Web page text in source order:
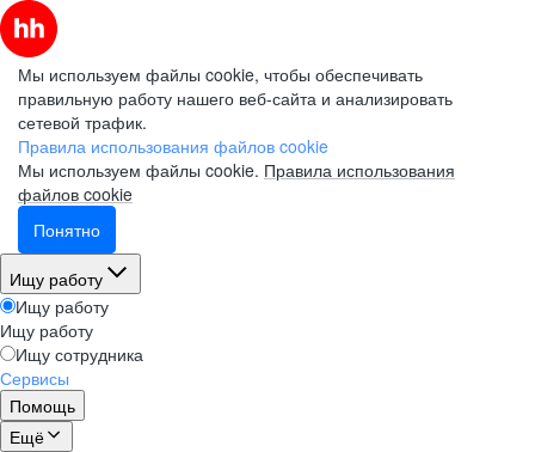
Мы используем файлы cookie, чтобы обеспечивать
правильную работу нашего веб-сайта и анализировать
сетевой трафик.
Правила использования файлов cookie
Мы используем файлы cookie. Правила использования
файлов cookie
Понятно
Ищу работу
Ищу работу
Ищу работу
Ищу сотрудника
Сервисы
Помощь
Ещё